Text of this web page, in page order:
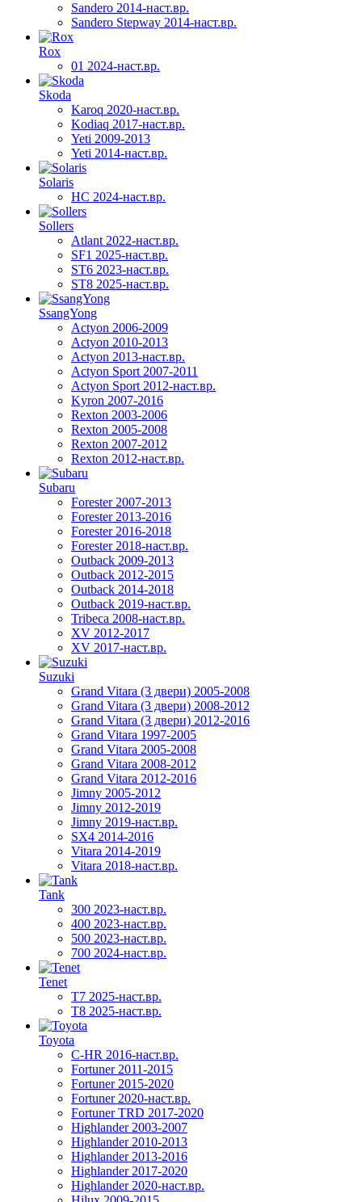
Sandero 2014-наст.вр.
Sandero Stepway 2014-наст.вр.
Rox
01 2024-наст.вр.
Skoda
Karoq 2020-наст.вр.
Kodiaq 2017-наст.вр.
Yeti 2009-2013
Yeti 2014-наст.вр.
Solaris
HC 2024-наст.вр.
Sollers
Atlant 2022-наст.вр.
SF1 2025-наст.вр.
ST6 2023-наст.вр.
ST8 2025-наст.вр.
SsangYong
Actyon 2006-2009
Actyon 2010-2013
Actyon 2013-наст.вр.
Actyon Sport 2007-2011
Actyon Sport 2012-наст.вр.
Kyron 2007-2016
Rexton 2003-2006
Rexton 2005-2008
Rexton 2007-2012
Rexton 2012-наст.вр.
Subaru
Forester 2007-2013
Forester 2013-2016
Forester 2016-2018
Forester 2018-наст.вр.
Outback 2009-2013
Outback 2012-2015
Outback 2014-2018
Outback 2019-наст.вр.
Tribeca 2008-наст.вр.
XV 2012-2017
XV 2017-наст.вр.
Suzuki
Grand Vitara (3 двери) 2005-2008
Grand Vitara (3 двери) 2008-2012
Grand Vitara (3 двери) 2012-2016
Grand Vitara 1997-2005
Grand Vitara 2005-2008
Grand Vitara 2008-2012
Grand Vitara 2012-2016
Jimny 2005-2012
Jimny 2012-2019
Jimny 2019-наст.вр.
SX4 2014-2016
Vitara 2014-2019
Vitara 2018-наст.вр.
Tank
300 2023-наст.вр.
400 2023-наст.вр.
500 2023-наст.вр.
700 2024-наст.вр.
Tenet
T7 2025-наст.вр.
T8 2025-наст.вр.
Toyota
C-HR 2016-наст.вр.
Fortuner 2011-2015
Fortuner 2015-2020
Fortuner 2020-наст.вр.
Fortuner TRD 2017-2020
Highlander 2003-2007
Highlander 2010-2013
Highlander 2013-2016
Highlander 2017-2020
Highlander 2020-наст.вр.